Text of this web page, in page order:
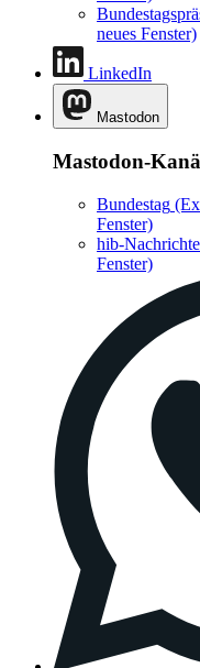
neues Fenster)
LinkedIn
Mastodon
Mastodon-
Bundestag
Fenster)
hib-
Fenster)